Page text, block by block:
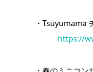
・Tsuyumama
https://